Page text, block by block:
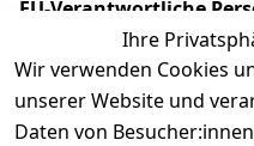
EU-Verantwortliche
Ihre
Wir verwenden Cookies
unserer Website und
Daten von